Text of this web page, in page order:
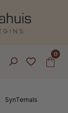
0
SynTernals